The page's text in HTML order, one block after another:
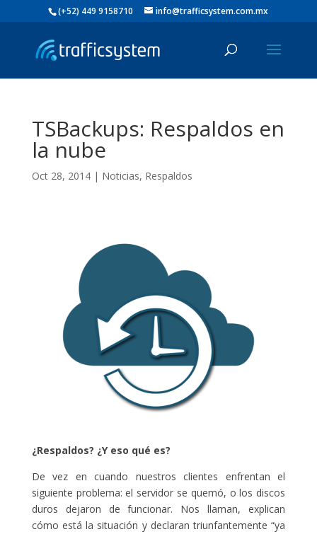
(+52) 449 9158710 info@trafficsystem.com.mx
TSBackups: Respaldos en
la nube
Oct 28, 2014| Noticias, Respaldos
¿Respaldos? ¿Y eso qué es?
De vez en cuando nuestros clientes enfrentan el
siguiente problema: el servidor se quemó, o los discos
duros dejaron de funcionar. Nos llaman, explican
cómo está la situación y declaran triunfantemente “ya